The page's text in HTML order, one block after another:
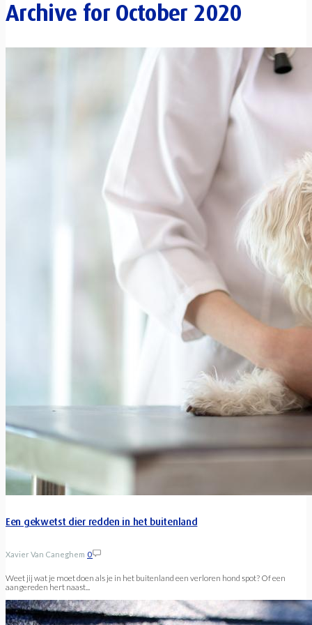
Archive for October 2020
Een gekwetst dier redden in het buitenland
Xavier Van Caneghem 0
Weet jij wat je moet doen als je in het buitenland een verloren hond spot? Of een
aangereden hert naast...